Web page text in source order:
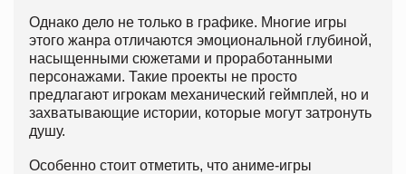
Однако дело не только в графике. Многие игры
этого жанра отличаются эмоциональной глубиной,
насыщенными сюжетами и проработанными
персонажами. Такие проекты не просто
предлагают игрокам механический геймплей, но и
захватывающие истории, которые могут затронуть
душу.
Особенно стоит отметить, что аниме-игры